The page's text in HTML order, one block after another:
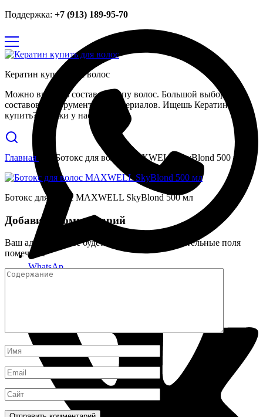
Поддержка: +7 (913) 189-95-70
WhatsAp
Кератин купить для волос
Можно выбрать состав по типу волос. Большой выбор
составов, инструментов и материалов. Ищешь Кератин
купить? Закажи у нас.
Главная Ботокс для волос MAXWELL SkyBlond 500 мл
Ботокс для волос MAXWELL SkyBlond 500 мл
Добавить комментарий
Ваш адрес email не будет опубликован.
Обязательные поля
помечены*